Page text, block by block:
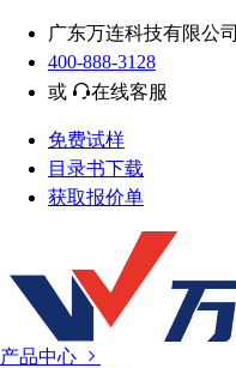
广东万连科技有限公司
400-888-3128
或
在线客服
免费试样
目录书下载
获取报价单
产品中心